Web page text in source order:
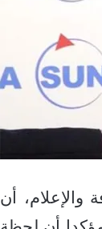
والإعلام، أن